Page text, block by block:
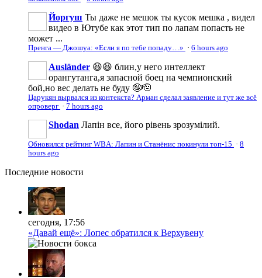
Йоргуш Ты даже не мешок ты кусок мешка , видел
видео в Ютубе как этот тип по лапам попасть не
может ...
Пренга — Джошуа: «Если я по тебе попаду…» · 6 hours ago
Ausländer 😆😆 блин,у него интеллект
орангутанга,я запасной боец на чемпионский
бой,но вес делать не буду 🤪🫡
Царукян вырвался из контекста? Арман сделал заявление и тут же всё
опроверг · 7 hours ago
Shodan Лапін все, його рівень зрозумілий.
Обновился рейтинг WBA: Лапин и Станёнис покинули топ-15 · 8
hours ago
Последние новости
сегодня, 17:56
«Давай ещё»: Лопес обратился к Верхувену